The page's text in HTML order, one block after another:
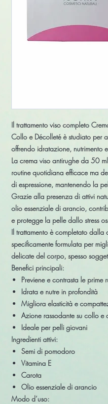
Il trattamento viso completo
Collo e Décolleté è studiato per
offrendo idratazione, nutrimento
La crema viso antirughe da 50
routine quotidiana efficace ma
di espressione, mantenendo la
Grazie alla presenza di attivi
olio essenziale di arancio,
e protegge la pelle dallo stress
Il trattamento è completato
specificamente formulata per
delicate del corpo, spesso
Benefici principali:
Previene e contrasta le prime
Idrata e nutre in profondità
Migliora elasticità e
Azione rassodante su collo e
Ideale per pelli giovani
Ingredienti attivi:
Semi di pomodoro
Vitamina E
Carota
Olio essenziale di arancio
Modo d’uso: